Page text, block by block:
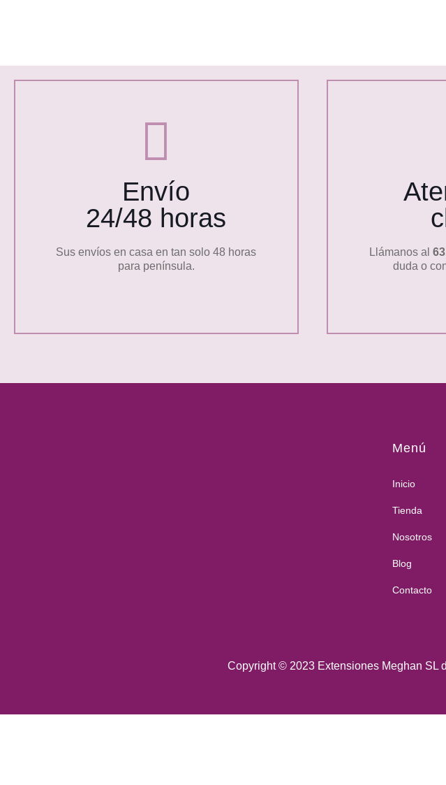
Envío
24/48 horas
Sus envíos en casa en tan solo 48 horas
para península.
Llámanos al
duda o
Menú
Inicio
Tienda
Nosotros
Blog
Contacto
Copyright © 2023 Extensiones Meghan SL